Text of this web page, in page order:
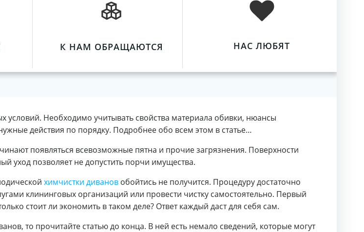
К НАМ ОБРАЩАЮТСЯ НАС ЛЮБЯТ
условий. Необходимо учитывать свойства материала обивки, нюансы
действия по порядку. Подробнее обо всем этом в статье…
появляться всевозможные пятна и прочие загрязнения. Поверхности
уход позволяет не допустить порчи имущества.
химчистки диванов обойтись не получится. Процедуру достаточно
клининговых организаций или провести чистку самостоятельно. Первый
стоит ли экономить в таком деле? Ответ каждый даст для себя сам.
то прочитайте статью до конца. В ней есть немало сведений, которые могут